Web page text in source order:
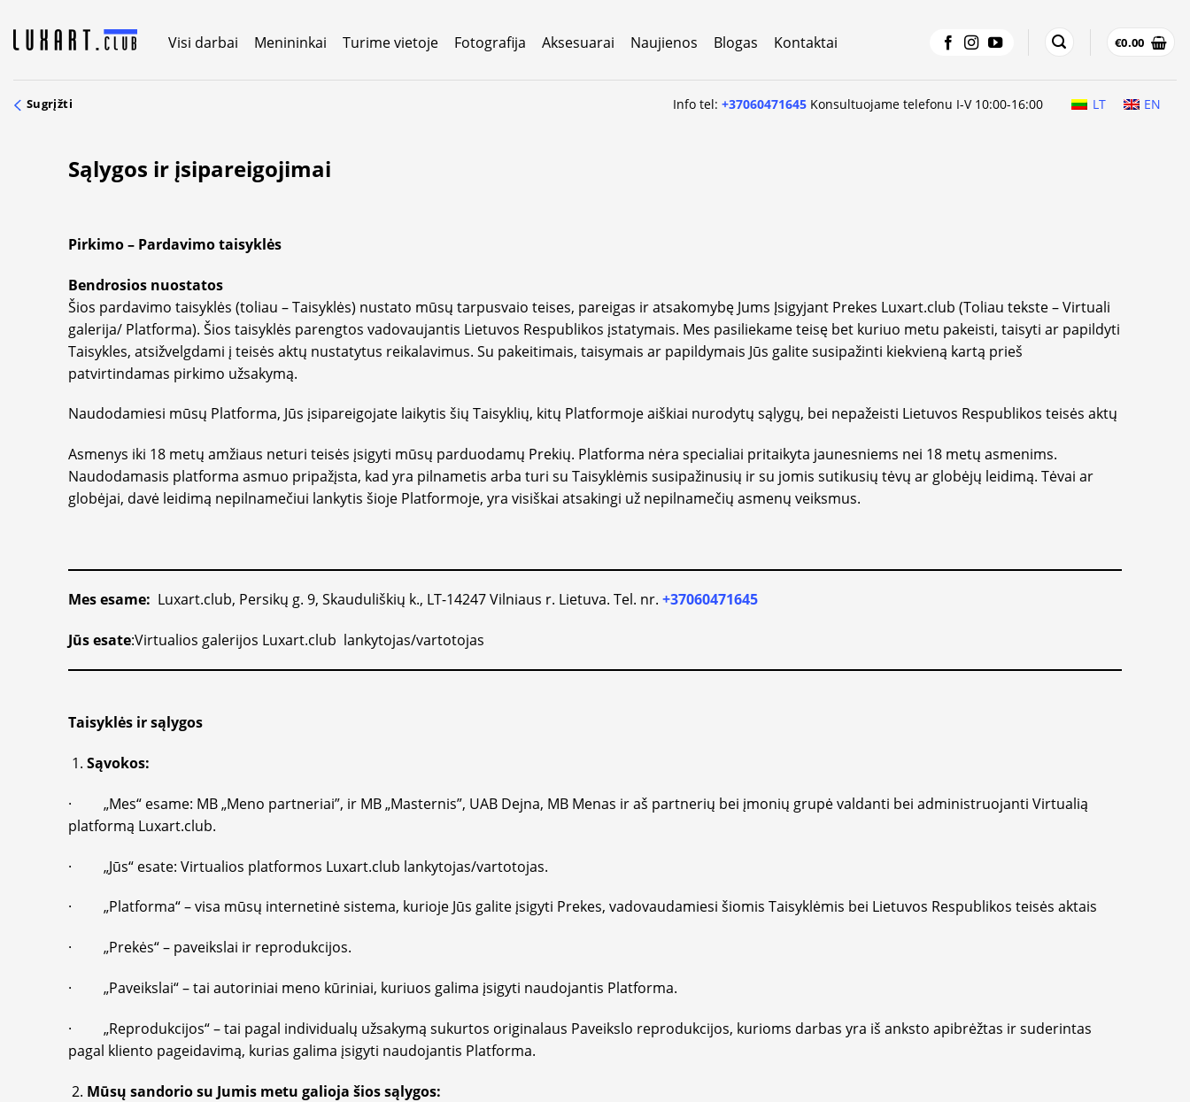
content
Visi darbai Menininkai Turime vietoje Fotografija Aksesuarai Naujienos Blogas Kontaktai €0.00
Sugrįžti Info tel:+37060471645 Konsultuojame telefonu I-V 10:00-16:00 LT EN
Sąlygos ir įsipareigojimai
Pirkimo – Pardavimo taisyklės
Bendrosios nuostatos
Šios pardavimo taisyklės (toliau – Taisyklės) nustato mūsų tarpusvaio teises, pareigas ir atsakomybę Jums Įsigyjant Prekes Luxart.club (Toliau tekste – Virtuali
galerija/ Platforma). Šios taisyklės parengtos vadovaujantis Lietuvos Respublikos įstatymais. Mes pasiliekame teisę bet kuriuo metu pakeisti, taisyti ar papildyti
Taisykles, atsižvelgdami į teisės aktų nustatytus reikalavimus. Su pakeitimais, taisymais ar papildymais Jūs galite susipažinti kiekvieną kartą prieš
patvirtindamas pirkimo užsakymą.
Naudodamiesi mūsų Platforma, Jūs įsipareigojate laikytis šių Taisyklių, kitų Platformoje aiškiai nurodytų sąlygų, bei nepažeisti Lietuvos Respublikos teisės aktų
Asmenys iki 18 metų amžiaus neturi teisės įsigyti mūsų parduodamų Prekių. Platforma nėra specialiai pritaikyta jaunesniems nei 18 metų asmenims.
Naudodamasis platforma asmuo pripažįsta, kad yra pilnametis arba turi su Taisyklėmis susipažinusių ir su jomis sutikusių tėvų ar globėjų leidimą. Tėvai ar
globėjai, davė leidimą nepilnamečiui lankytis šioje Platformoje, yra visiškai atsakingi už nepilnamečių asmenų veiksmus.
Mes esame: Luxart.club, Persikų g. 9, Skauduliškių k., LT-14247 Vilniaus r. Lietuva. Tel. nr. +37060471645
Jūs esate:Virtualios galerijos Luxart.club lankytojas/vartotojas
Taisyklės ir sąlygos
Sąvokos:
· „Mes“ esame: MB „Meno partneriai”, ir MB „Masternis”, UAB Dejna, MB Menas ir aš partnerių bei įmonių grupė valdanti bei administruojanti Virtualią
platformą Luxart.club.
· „Jūs“ esate: Virtualios platformos Luxart.club lankytojas/vartotojas.
· „Platforma“ – visa mūsų internetinė sistema, kurioje Jūs galite įsigyti Prekes, vadovaudamiesi šiomis Taisyklėmis bei Lietuvos Respublikos teisės aktais
· „Prekės“ – paveikslai ir reprodukcijos.
· „Paveikslai“ – tai autoriniai meno kūriniai, kuriuos galima įsigyti naudojantis Platforma.
· „Reprodukcijos“ – tai pagal individualų užsakymą sukurtos originalaus Paveikslo reprodukcijos, kurioms darbas yra iš anksto apibrėžtas ir suderintas
pagal kliento pageidavimą, kurias galima įsigyti naudojantis Platforma.
Mūsų sandorio su Jumis metu galioja šios sąlygos: